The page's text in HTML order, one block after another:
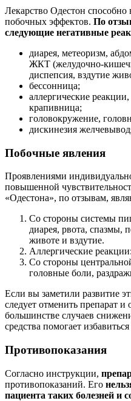
Лекарство Одестон способно
побочных эффектов. По
следующие негативные
диарея, метеоризм,
ЖКТ (желудочно-
диспепсия, вздутие
бессонница;
аллергические
крапивница;
головокружение,
дискинезия
Побочные явления
Проявлениями
повышенной
«Одестона», по отзывам,
Со стороны системы
диарея, рвота, спазмы,
животе и вздутие.
Аллергические
Со стороны
головные боли,
Если вы заметили развитие
следует отменить препарат и
большинстве случаев
средства помогает
Противопоказания
Согласно инструкции,
противопоказаний. Его
пациента таких болезней и